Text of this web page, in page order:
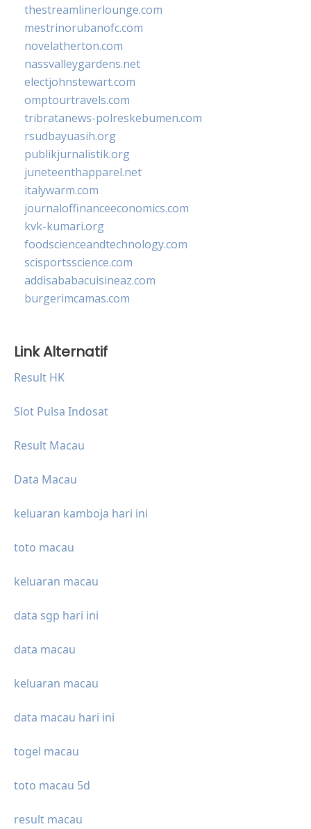
thestreamlinerlounge.com
mestrinorubanofc.com
novelatherton.com
nassvalleygardens.net
electjohnstewart.com
omptourtravels.com
tribratanews-polreskebumen.com
rsudbayuasih.org
publikjurnalistik.org
juneteenthapparel.net
italywarm.com
journaloffinanceeconomics.com
kvk-kumari.org
foodscienceandtechnology.com
scisportsscience.com
addisababacuisineaz.com
burgerimcamas.com
Link Alternatif
Result HK
Slot Pulsa Indosat
Result Macau
Data Macau
keluaran kamboja hari ini
toto macau
keluaran macau
data sgp hari ini
data macau
keluaran macau
data macau hari ini
togel macau
toto macau 5d
result macau